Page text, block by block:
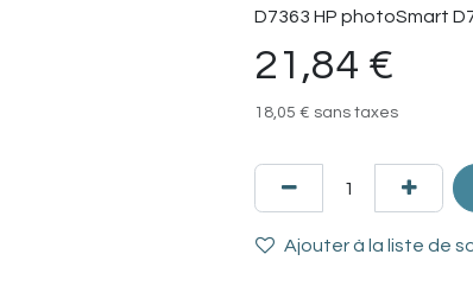
D7363 HP photoSmart
21,84 €
18,05 € sans taxes
Ajouter à la liste de